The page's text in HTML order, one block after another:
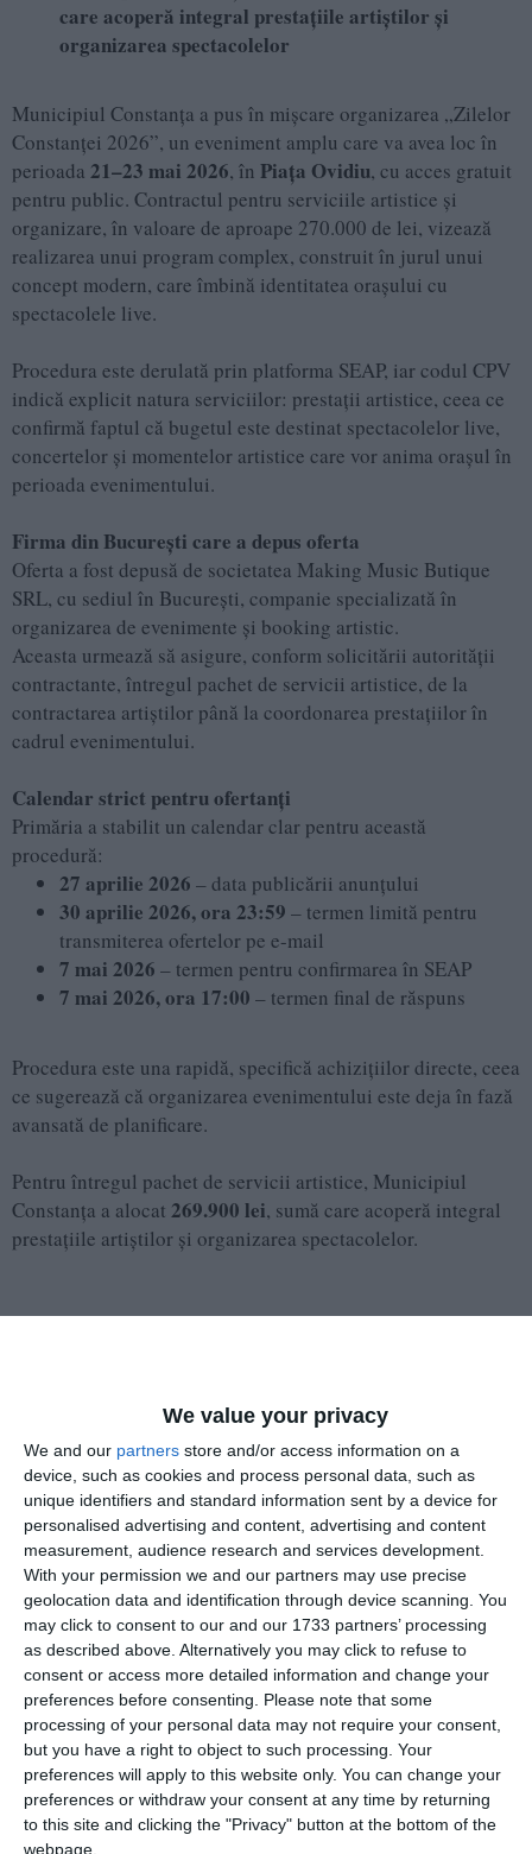
We value your privacy
We and our partners store and/or access information on a
device, such as cookies and process personal data, such as
unique identifiers and standard information sent by a device for
personalised advertising and content, advertising and content
measurement, audience research and services development.
With your permission we and our partners may use precise
geolocation data and identification through device scanning. You
may click to consent to our and our 1733 partners’ processing
as described above. Alternatively you may click to refuse to
consent or access more detailed information and change your
preferences before consenting. Please note that some
processing of your personal data may not require your consent,
but you have a right to object to such processing. Your
preferences will apply to this website only. You can change your
preferences or withdraw your consent at any time by returning
to this site and clicking the "Privacy" button at the bottom of the
webpage.
care acoperă integral prestațiile artiștilor și
organizarea spectacolelor
Municipiul Constanța a pus în mișcare organizarea „Zilelor
Constanței 2026”, un eveniment amplu care va avea loc în
perioada 21–23 mai 2026, în Piața Ovidiu, cu acces gratuit
pentru public. Contractul pentru serviciile artistice și
organizare, în valoare de aproape 270.000 de lei, vizează
realizarea unui program complex, construit în jurul unui
concept modern, care îmbină identitatea orașului cu
spectacolele live.
Procedura este derulată prin platforma SEAP, iar codul CPV
indică explicit natura serviciilor: prestații artistice, ceea ce
confirmă faptul că bugetul este destinat spectacolelor live,
concertelor și momentelor artistice care vor anima orașul în
perioada evenimentului.
Firma din București care a depus oferta
Oferta a fost depusă de societatea Making Music Butique
SRL, cu sediul în București, companie specializată în
organizarea de evenimente și booking artistic.
Aceasta urmează să asigure, conform solicitării autorității
contractante, întregul pachet de servicii artistice, de la
contractarea artiștilor până la coordonarea prestațiilor în
cadrul evenimentului.
Calendar strict pentru ofertanți
Primăria a stabilit un calendar clar pentru această
procedură:
27 aprilie 2026 – data publicării anunțului
30 aprilie 2026, ora 23:59 – termen limită pentru
transmiterea ofertelor pe e-mail
7 mai 2026 – termen pentru confirmarea în SEAP
7 mai 2026, ora 17:00 – termen final de răspuns
Procedura este una rapidă, specifică achizițiilor directe, ceea
ce sugerează că organizarea evenimentului este deja în fază
avansată de planificare.
Pentru întregul pachet de servicii artistice, Municipiul
Constanța a alocat 269.900 lei, sumă care acoperă integral
prestațiile artiștilor și organizarea spectacolelor.
Firma care a depus oferta este Making Music Butique SRL,
specializată în producție de evenimente și management
artistic.
Ce presupune organizarea „Zilelor Constanței”